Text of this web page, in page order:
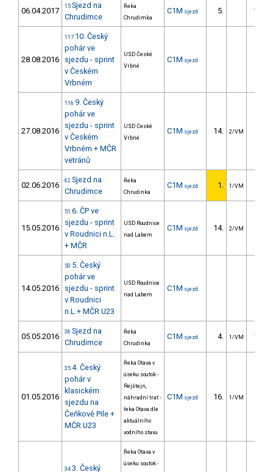
06.04.2017 15 Sjezd na
Chrudimce
Řeka
Chrudimka
C1M sjezd 5.
28.08.2016
117 10. Český
pohár ve
sjezdu - sprint
v Českém
Vrbném
USD České
Vrbné
C1M sjezd
27.08.2016
116 9. Český
pohár ve
sjezdu - sprint
v Českém
Vrbném + MČR
vetránů
USD České
Vrbné
C1M sjezd 14. 2/VM
02.06.2016 62 Sjezd na
Chrudimce
Řeka
Chrudinka
C1M sjezd 1. 1/VM
15.05.2016
51 6. ČP ve
sjezdu - sprint
v Roudnici n.L.
+ MČR
USD Roudnice
nad Labem
C1M sjezd 14. 2/VM
14.05.2016
50 5. Český
pohár ve
sjezdu - sprint
v Roudnici
n.L.+ MČR U23
USD Roudnice
nad Labem
C1M sjezd
05.05.2016 36 Sjezd na
Chrudimce
Řeka
Chrudinka
C1M sjezd 4. 1/VM
01.05.2016
35 4. Český
pohár v
klasickém
sjezdu na
Čeňkově Pile +
MČR U23
Řeka Otava v
úseku soutok -
Rejštejn,
náhradní trať -
řeka Otava dle
aktuálního
vodního stavu
C1M sjezd 16. 1/VM
34 3. Český
Řeka Otava v
úseku soutok -